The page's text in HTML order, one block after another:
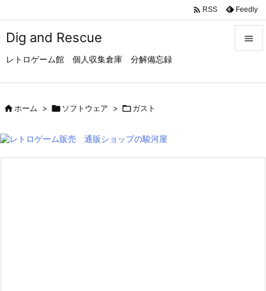
Dig and Rescue
レトロゲーム館 個人収集倉庫 分解備忘録


 RSS Feedly
ホーム >  ソフトウェア > ガスト